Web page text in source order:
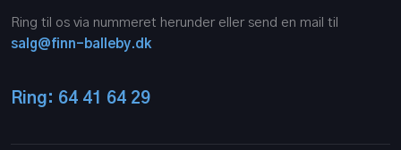
Ring til os via nummeret herunder eller send en mail til
salg@finn-balleby.dk
Ring: 64 41 64 29